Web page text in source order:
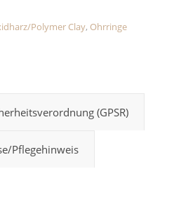
Polymer Clay, Ohrringe
(GPSR)
Pflegehinweis